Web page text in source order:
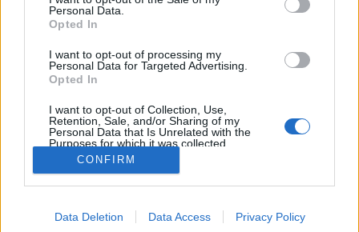
Personal Data.
Opted In
I want to opt-out of processing my
Personal Data for Targeted Advertising.
Opted In
I want to opt-out of Collection, Use,
Retention, Sale, and/or Sharing of my
Personal Data that Is Unrelated with the
Purposes for which it was collected.
Opted Out
Google consents
I want to allow Google to enable storage
CONFIRM
Data Deletion Data Access Privacy Policy
Franco Provolone épületes példáját követve
megtanulni! A mai napra rendelt szóért special
thanx to Ádám, ez a szó pedig: CSÁRÁZÁS. Jelentése:
hármas határán lévő…